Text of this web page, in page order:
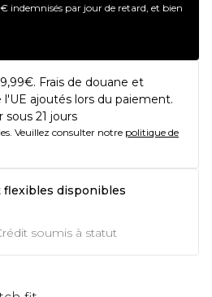
€ indemnisés par jour de retard, et bien
Frais de douane et
ajoutés lors du paiement.
sous 21 jours
Veuillez consulter notre politique de
disponibles
soumis à statut